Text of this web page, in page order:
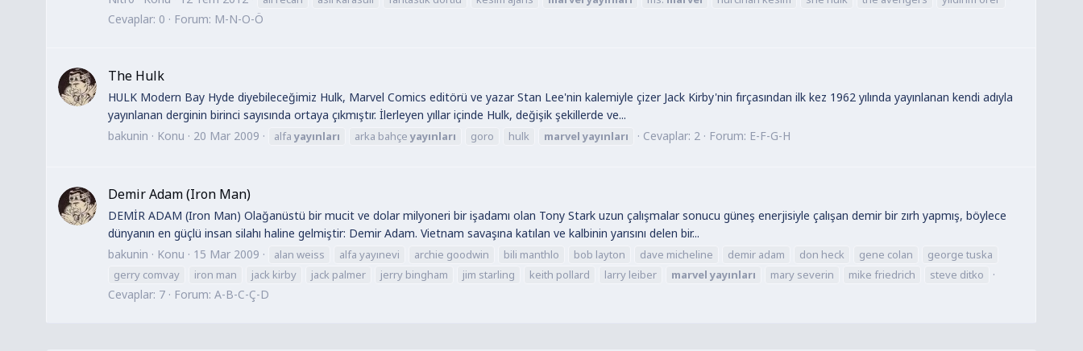
Cevaplar: 0 Forum: M-N-O-Ö
The Hulk
HULK Modern Bay Hyde diyebileceğimiz Hulk, Marvel Comics editörü ve yazar Stan Lee'nin kalemiyle çizer Jack Kirby'nin fırçasından ilk kez 1962 yılında yayınlanan kendi adıyla
yayınlanan derginin birinci sayısında ortaya çıkmıştır. İlerleyen yıllar içinde Hulk, değişik şekillerde ve...
bakunin
Konu 20 Mar 2009 alfayayınları arka bahçeyayınları goro hulk marvel yayınları Cevaplar: 2 Forum: E-F-G-H
Demir Adam (Iron Man)
DEMİR ADAM (Iron Man) Olağanüstü bir mucit ve dolar milyoneri bir işadamı olan Tony Stark uzun çalışmalar sonucu güneş enerjisiyle çalışan demir bir zırh yapmış, böylece
dünyanın en güçlü insan silahı haline gelmiştir: Demir Adam. Vietnam savaşına katılan ve kalbinin yarısını delen bir...
bakunin
Konu 15 Mar 2009 alan weiss alfa yayınevi archie goodwin bili manthlo bob layton dave micheline demir adam don heck gene colan
george tuska
gerry comvay
iron man jack kirby jack palmer jerry bingham jim starling keith pollard larry leiber marvel yayınları mary severin mike friedrich steve ditko
Cevaplar: 7 Forum:A-B-C-Ç-D